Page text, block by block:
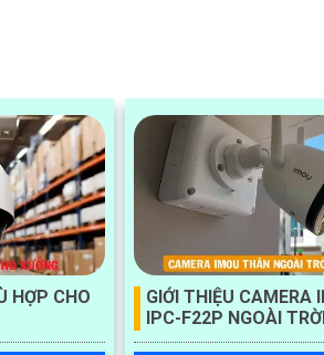
HỢP CHO
GIỚI THIỆU CAMERA
IPC-F22P NGOÀI TRỜI